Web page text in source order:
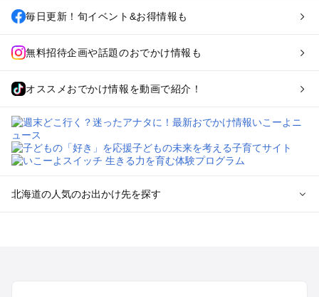
毎日更新！旬イベント&お得情報も
無料招待企画や話題のおでかけ情報も
オススメおでかけ情報を動画で紹介！
北海道の人気のお出かけ先を探す